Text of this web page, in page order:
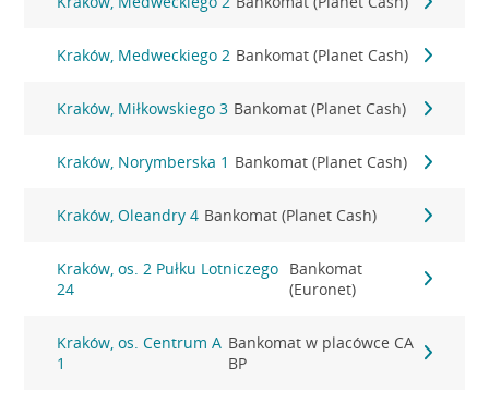
Kraków, Medweckiego 2 Bankomat (Planet Cash)
Kraków, Miłkowskiego 3 Bankomat (Planet Cash)
Kraków, Norymberska 1 Bankomat (Planet Cash)
Kraków, Oleandry 4 Bankomat (Planet Cash)
Kraków, os. 2 Pułku Lotniczego
24
Bankomat
(Euronet)
Kraków, os. Centrum A
1
Bankomat w placówce CA
BP